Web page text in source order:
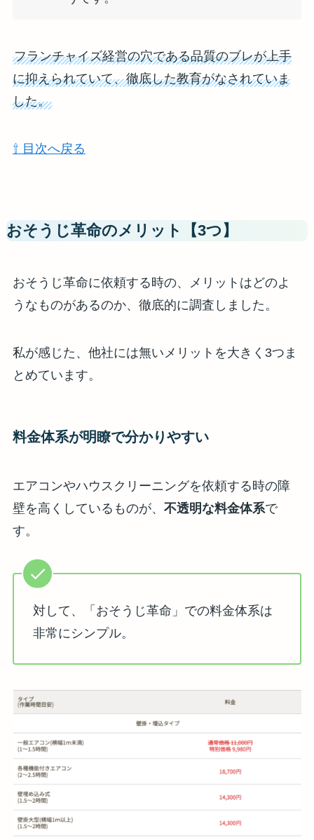
フランチャイズ経営の穴である品質のブレが上手
に抑えられていて、徹底した教育がなされていま
した。
⇧ 目次へ戻る
おそうじ革命のメリット【3つ】
おそうじ革命に依頼する時の、メリットはどのよ
うなものがあるのか、徹底的に調査しました。
私が感じた、他社には無いメリットを大きく3つま
とめています。
料金体系が明瞭で分かりやすい
エアコンやハウスクリーニングを依頼する時の障
壁を高くしているものが、 不透明な料金体系で
す。
対して、「おそうじ革命」での料金体系は
非常にシンプル。